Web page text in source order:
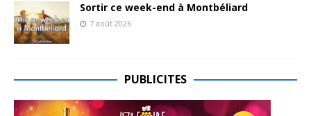
Sortir ce week-end à Montbéliard
7 août 2026
PUBLICITES